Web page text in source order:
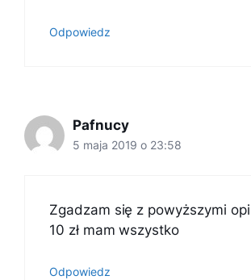
Odpowiedz
Pafnucy
5 maja 2019 o 23:58
Zgadzam się z powyższymi
10 zł mam wszystko
Odpowiedz